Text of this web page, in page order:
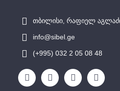
თბილისი, რაფიელ
info@sibel.ge
(+995) 032 2 05 08 48